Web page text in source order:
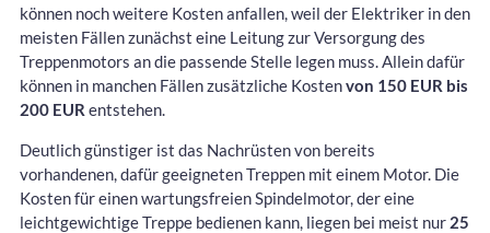
können noch weitere Kosten anfallen, weil der Elektriker in den
meisten Fällen zunächst eine Leitung zur Versorgung des
Treppenmotors an die passende Stelle legen muss. Allein dafür
können in manchen Fällen zusätzliche Kostenvon 150 EUR bis
200 EUR entstehen.
Deutlich günstiger ist das Nachrüsten von bereits
vorhandenen, dafür geeigneten Treppen mit einem Motor. Die
Kosten für einen wartungsfreien Spindelmotor, der eine
leichtgewichtige Treppe bedienen kann, liegen bei meist nur 25